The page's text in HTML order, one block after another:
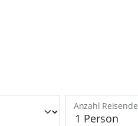
Anzahl Reisende